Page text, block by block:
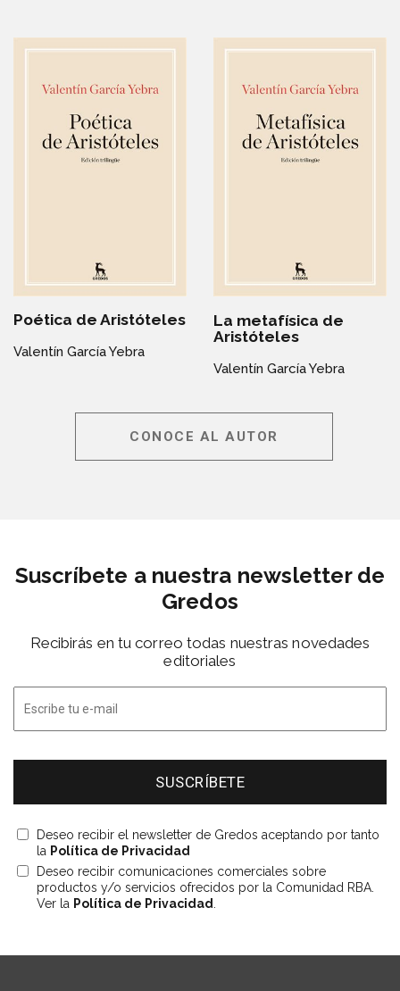
Poética de Aristóteles
Valentín García Yebra
La metafísica de
Aristóteles
Valentín García Yebra
CONOCE AL AUTOR
Suscríbete a nuestra newsletter de
Gredos
Recibirás en tu correo todas nuestras novedades
editoriales
Deseo recibir el newsletter de Gredos aceptando por tanto
la Política de Privacidad
Deseo recibir comunicaciones comerciales sobre
productos y/o servicios ofrecidos por la Comunidad RBA.
Ver la Política de Privacidad